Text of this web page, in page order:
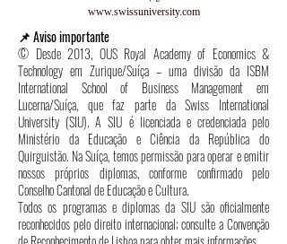
www.swissuniversity.com
📌 Aviso importante
© Desde 2013, OUS Royal Academy of Economics &
Technology em Zurique/Suíça – uma divisão da ISBM
International School of Business Management em
Lucerna/Suíça, que faz parte da Swiss International
University (SIU). A SIU é licenciada e credenciada pelo
Ministério da Educação e Ciência da República do
Quirguistão. Na Suíça, temos permissão para operar e emitir
nossos próprios diplomas, conforme confirmado pelo
Conselho Cantonal de Educação e Cultura.
Todos os programas e diplomas da SIU são oficialmente
reconhecidos pelo direito internacional; consulte a Convenção